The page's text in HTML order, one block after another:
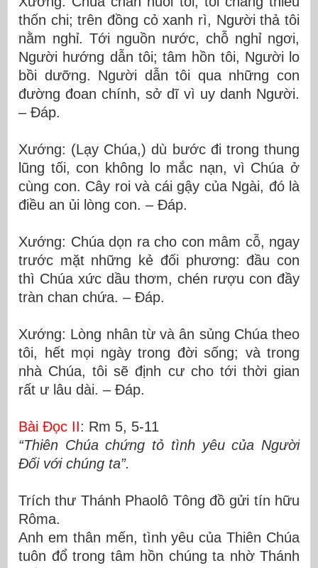
thốn chi; trên đồng cỏ xanh rì, Người thả tôi
nằm nghỉ. Tới nguồn nước, chỗ nghỉ ngơi,
Người hướng dẫn tôi; tâm hồn tôi, Người lo
bồi dưỡng. Người dẫn tôi qua những con
đường đoan chính, sở dĩ vì uy danh Người.
– Ðáp.
Xướng: (Lạy Chúa,) dù bước đi trong thung
lũng tối, con không lo mắc nạn, vì Chúa ở
cùng con. Cây roi và cái gậy của Ngài, đó là
điều an ủi lòng con. – Ðáp.
Xướng: Chúa dọn ra cho con mâm cỗ, ngay
trước mặt những kẻ đối phương: đầu con
thì Chúa xức dầu thơm, chén rượu con đầy
tràn chan chứa. – Ðáp.
Xướng: Lòng nhân từ và ân sủng Chúa theo
tôi, hết mọi ngày trong đời sống; và trong
nhà Chúa, tôi sẽ định cư cho tới thời gian
rất ư lâu dài. – Ðáp.
Bài Ðọc II: Rm 5, 5-11
“Thiên Chúa chứng tỏ tình yêu của Người
Ðối với chúng ta”.
Trích thư Thánh Phaolô Tông đồ gửi tín hữu
Rôma.
Anh em thân mến, tình yêu của Thiên Chúa
tuôn đổ trong tâm hồn chúng ta nhờ Thánh